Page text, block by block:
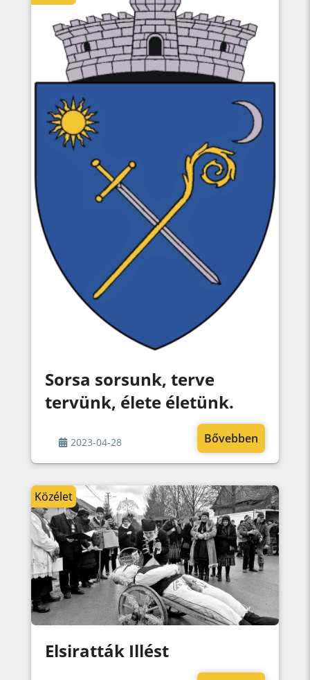
Sorsa sorsunk, terve
tervünk, élete életünk.
2023-04-28 Bővebben
Elsiratták Illést
Közélet